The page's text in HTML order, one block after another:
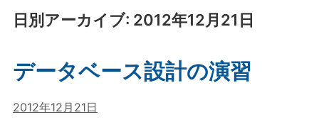
日別アーカイブ: 2012年12月21日
データベース設計の演習
2012年12月21日